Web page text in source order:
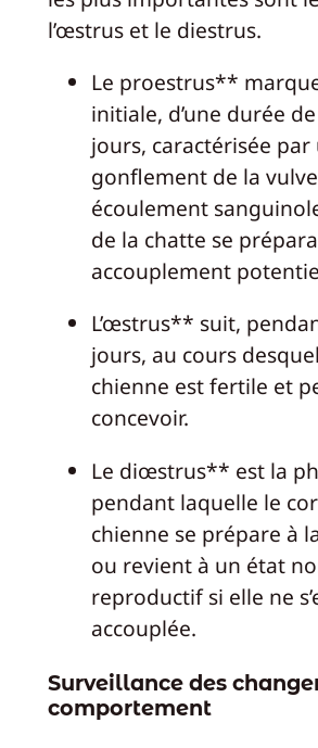
l’œstrus et le diestrus.
Le proestrus**
initiale, d’une durée
jours, caractérisée par
gonflement de la
écoulement
de la chatte se
accouplement
L’œstrus** suit,
jours, au cours
chienne est fertile et
concevoir.
Le diœstrus** est la
pendant laquelle le
chienne se prépare à
ou revient à un état
reproductif si elle ne
accouplée.
Surveillance des
comportement